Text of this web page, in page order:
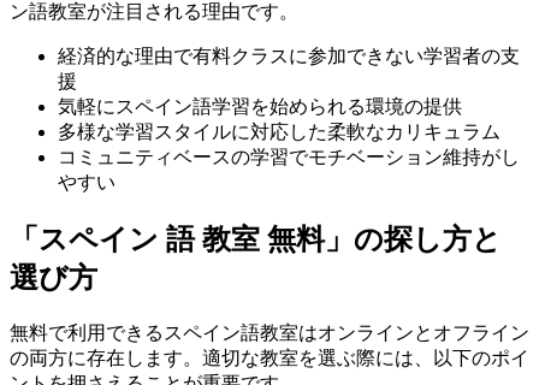
ン語教室が注目される理由です。
経済的な理由で有料クラスに参加できない学習者の支
援
気軽にスペイン語学習を始められる環境の提供
多様な学習スタイルに対応した柔軟なカリキュラム
コミュニティベースの学習でモチベーション維持がし
やすい
「スペイン 語 教室 無料」の探し方と
選び方
無料で利用できるスペイン語教室はオンラインとオフライン
の両方に存在します。適切な教室を選ぶ際には、以下のポイ